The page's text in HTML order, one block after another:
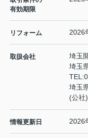
有効期限
リフォーム 2026
取扱会社
埼玉
埼玉
TEL:
埼玉
(公社
情報更新日 2026